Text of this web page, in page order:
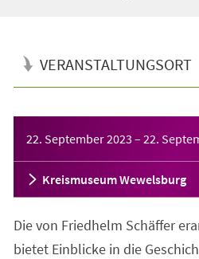
VERANSTALTUNGSORT
22. September 2023 – 22.
Kreismuseum Wewelsburg
Die von Friedhelm Schäffer
bietet Einblicke in die